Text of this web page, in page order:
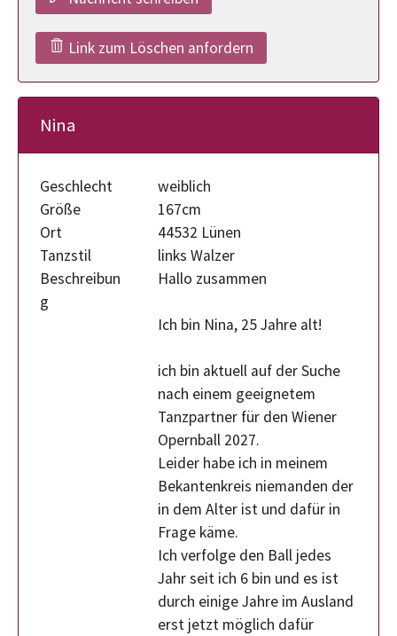
Link zum Löschen anfordern
Nina
Geschlecht
weiblich
Größe
167cm
Ort
44532 Lünen
Tanzstil
links Walzer
Beschreibun
g
Hallo zusammen
Ich bin Nina, 25 Jahre alt!
ich bin aktuell auf der Suche
nach einem geeignetem
Tanzpartner für den Wiener
Opernball 2027.
Leider habe ich in meinem
Bekantenkreis niemanden der
in dem Alter ist und dafür in
Frage käme.
Ich verfolge den Ball jedes
Jahr seit ich 6 bin und es ist
durch einige Jahre im Ausland
erst jetzt möglich dafür